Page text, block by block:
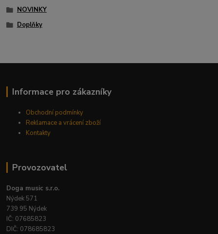
NOVINKY
Doplňky
Informace pro zákazníky
Obchodní podmínky
Reklamace a vrácení zboží
Kontakty
Provozovatel
Doga music s.r.o.
Nýdek 571
739 95 Nýdek
IČ: 07685823
DIČ: 078685823